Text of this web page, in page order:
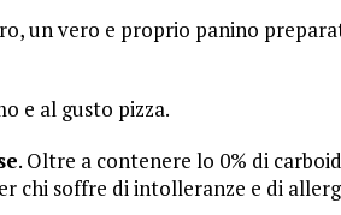
un vero e proprio panino
e al gusto pizza.
. Oltre a contenere lo 0% di
chi soffre di intolleranze e di